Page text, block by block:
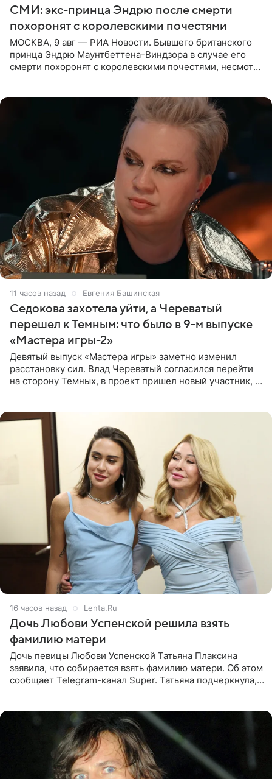
СМИ: экс-принца Эндрю после смерти
похоронят с королевскими почестями
МОСКВА, 9 авг — РИА Новости. Бывшего британского
принца Эндрю Маунтбеттена-Виндзора в случае его
смерти похоронят с королевскими почестями, несмотря
11 часов назад Евгения Башинская
Седокова захотела уйти, а Череватый
перешел к Темным: что было в 9-м выпуске
«Мастера игры-2»
Девятый выпуск «Мастера игры» заметно изменил
расстановку сил. Влад Череватый согласился перейти
на сторону Темных, в проект пришел новый участник, а
16 часов назад Lenta.Ru
Дочь Любови Успенской решила взять
фамилию матери
Дочь певицы Любови Успенской Татьяна Плаксина
заявила, что собирается взять фамилию матери. Об этом
сообщает Telegram-канал Super. Татьяна подчеркнула,